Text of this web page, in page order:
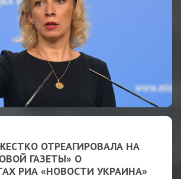
ОТРЕАГИРОВАЛА НА
ГАЗЕТЫ» О
РИА «НОВОСТИ УКРАИНА»